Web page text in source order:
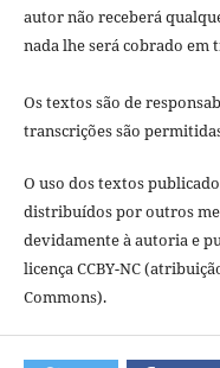
autor não receberá
nada lhe será cobrado em
Os textos são de
transcrições são
O uso dos textos
distribuídos por outros
devidamente à autoria e
licença CCBY-NC
Commons).